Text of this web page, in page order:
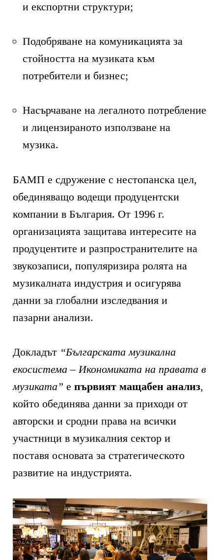
и експортни структури;
Подобряване на комуникацията за
стойността на музиката към
потребители и бизнес;
Насърчаване на легалното потребление
и лицензираното използване на
музика.
БАМП е сдружение с нестопанска цел,
обединяващо водещи продуцентски
компании в България. От 1996 г.
организацията защитава интересите на
продуцентите и разпространителите на
звукозаписи, популяризира ролята на
музикалната индустрия и осигурява
данни за глобални изследвания и
пазарни анализи.
Докладът “Българската музикална
екосистема – Икономиката на правата в
музиката” епървият мащабен анализ,
който обединява данни за приходи от
авторски и сродни права на всички
участници в музикалния сектор и
поставя основата за стратегическото
развитие на индустрията.